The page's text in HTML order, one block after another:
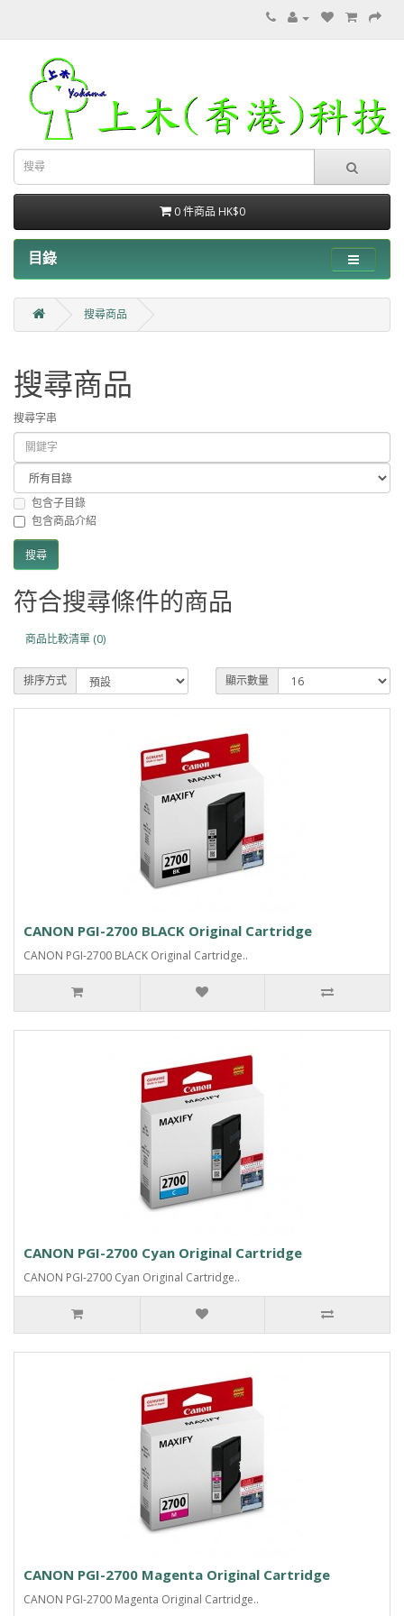
0 件商品 HK$0
目錄
搜尋商品
搜尋商品
搜尋字串
包含子目錄
包含商品介紹
符合搜尋條件的商品
商品比較清單 (0)
排序方式 顯示數量
CANON PGI-2700 BLACK Original Cartridge
CANON PGI-2700 BLACK Original Cartridge..
CANON PGI-2700 Cyan Original Cartridge
CANON PGI-2700 Cyan Original Cartridge..
CANON PGI-2700 Magenta Original Cartridge
CANON PGI-2700 Magenta Original Cartridge..